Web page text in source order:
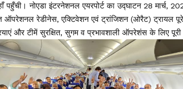
नोएडा इंटरनेशनल एयरपोर्ट का उद्घाटन 28 मार्च,
ऑपरेशनल रेडीनेस, एक्टिवेशन एवं ट्रांजिशन (ओरैट) ट्रायल
और टीमें सुरक्षित, सुगम व प्रभावशाली ऑपरेशंस के लिए